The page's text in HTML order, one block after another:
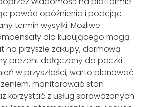
powód opóźnienia i podając
termin wysyłki. Możliwe
dla kupującego mogą
przyszłe zakupy, darmową
prezent dołączony do paczki.
w przyszłości, warto planować
monitorować stan
korzystać z usług sprawdzonych